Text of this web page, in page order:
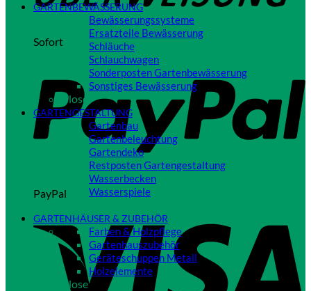
Sofort
PayPal
GARTENBEWÄSSERUNG
Bewässerungssysteme
Ersatzteile Bewässerung
Schläuche
Schlauchwagen
Sonderposten Gartenbewässerung
Sonstiges Bewässerung
Close
GARTENGESTALTUNG
Gartenbau
Gartenbeleuchtung
Gartendeko
Restposten Gartengestaltung
Wasserbecken
Wasserspiele
GARTENHÄUSER & ZUBEHÖR
Farben & Holzpflege
Gartenhauszubehör
Geräteschuppen Metall
Holzelemente
Close